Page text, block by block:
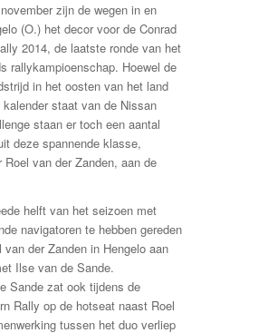
zijn de wegen in en
(O.) het decor voor de Conrad
2014, de laatste ronde van het
rallykampioenschap. Hoewel de
in het oosten van het land
kalender staat van de Nissan
staan er toch een aantal
deze spannende klasse,
Roel van der Zanden, aan de
helft van het seizoen met
navigatoren te hebben gereden
van der Zanden in Hengelo aan
Ilse van de Sande.
Sande zat ook tijdens de
Rally op de hotseat naast Roel
tussen het duo verliep